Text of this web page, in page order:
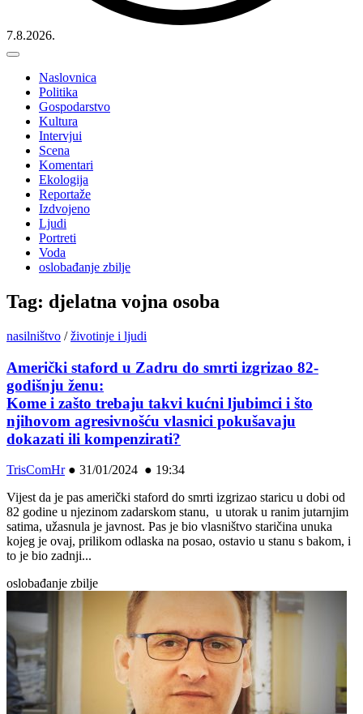
7.8.2026.
Naslovnica
Politika
Gospodarstvo
Kultura
Intervjui
Scena
Komentari
Ekologija
Reportaže
Izdvojeno
Ljudi
Portreti
Voda
oslobađanje zbilje
Tag: djelatna vojna osoba
nasilništvo /životinje i ljudi
Američki staford u Zadru do smrti izgrizao 82-
godišnju ženu:
Kome i zašto trebaju takvi kućni ljubimci i što
njihovom agresivnošću vlasnici pokušavaju
dokazati ili kompenzirati?
TrisComHr● 31/01/2024 ● 19:34
Vijest da je pas američki staford do smrti izgrizao staricu u dobi od
82 godine u njezinom zadarskom stanu, u utorak u ranim jutarnjim
satima, užasnula je javnost. Pas je bio vlasništvo staričina unuka
kojeg je ovaj, prilikom odlaska na posao, ostavio u stanu s bakom, i
to je bio zadnji...
oslobađanje zbilje